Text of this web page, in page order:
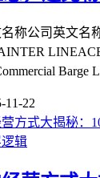
称公司英文名
Barge
11-22